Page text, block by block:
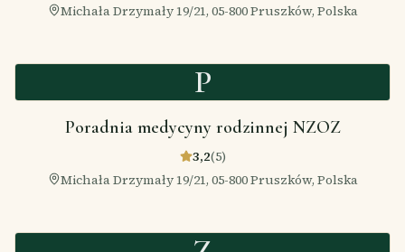
Michała Drzymały 19/21, 05-800 Pruszków, Polska
P
Poradnia medycyny rodzinnej NZOZ
3,2(5)
Michała Drzymały 19/21, 05-800 Pruszków, Polska